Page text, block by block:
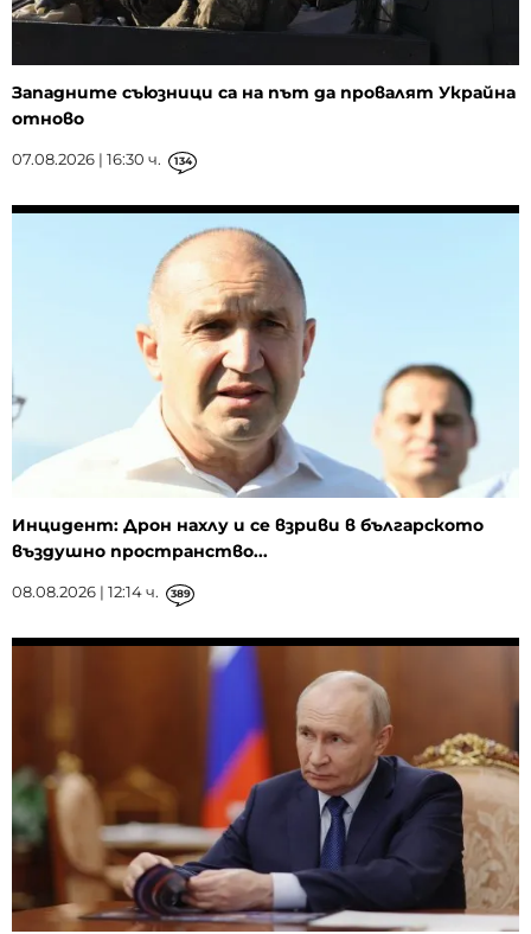
Западните съюзници са на път да провалят Украйна
отново
07.08.2026 | 16:30 ч. 134
Инцидент: Дрон нахлу и се взриви в българското
въздушно пространство...
08.08.2026 | 12:14 ч. 389